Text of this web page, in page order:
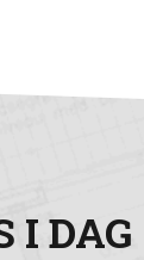
I DAG